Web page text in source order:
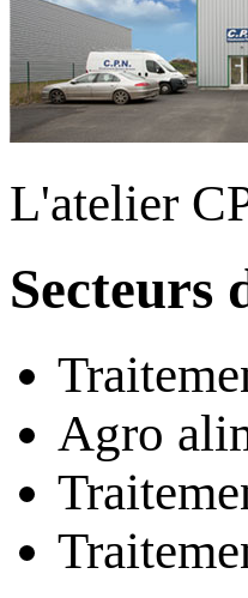
L'atelier
Secteurs
Agro